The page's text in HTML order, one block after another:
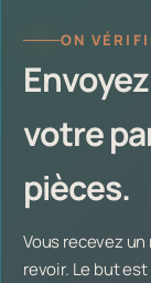
ON
votre
pièces.
Vous recevez
revoir. Le but